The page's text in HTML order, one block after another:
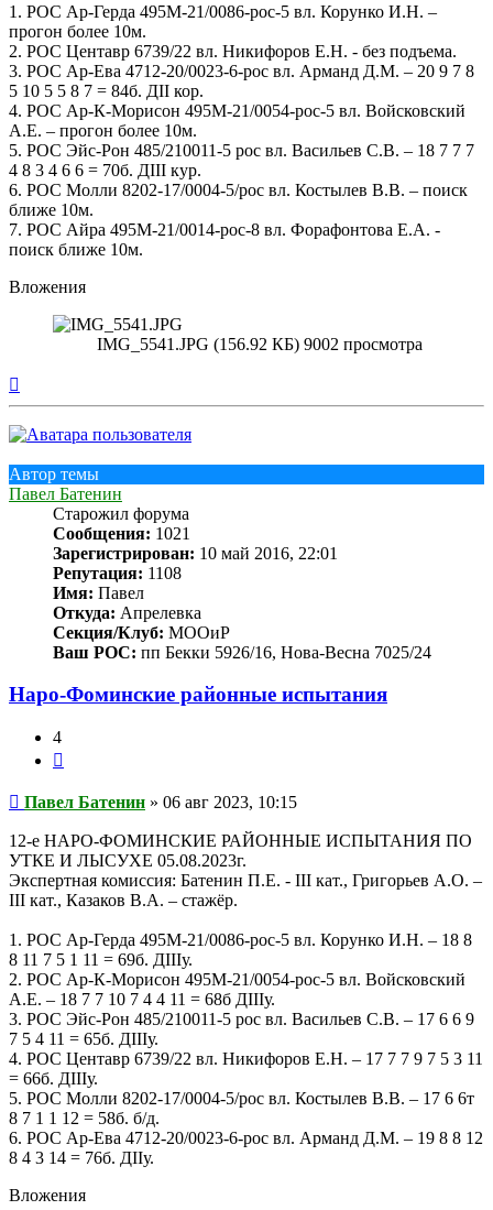
1. РОС Ар-Герда 495М-21/0086-рос-5 вл. Корунко И.Н. –
прогон более 10м.
2. РОС Центавр 6739/22 вл. Никифоров Е.Н. - без подъема.
3. РОС Ар-Ева 4712-20/0023-6-рос вл. Арманд Д.М. – 20 9 7 8
5 10 5 5 8 7 = 84б. ДII кор.
4. РОС Ар-К-Морисон 495М-21/0054-рос-5 вл. Войсковский
А.Е. – прогон более 10м.
5. РОС Эйс-Рон 485/210011-5 рос вл. Васильев С.В. – 18 7 7 7
4 8 3 4 6 6 = 70б. ДIII кур.
6. РОС Молли 8202-17/0004-5/рос вл. Костылев В.В. – поиск
ближе 10м.
7. РОС Айра 495М-21/0014-рос-8 вл. Форафонтова Е.А. -
поиск ближе 10м.
Вложения
IMG_5541.JPG (156.92 КБ) 9002 просмотра
Автор темы
Павел Батенин
Старожил форума
Сообщения: 1021
Зарегистрирован: 10 май 2016, 22:01
Репутация: 1108
Имя: Павел
Откуда: Апрелевка
Секция/Клуб: МООиР
Ваш РОС: пп Бекки 5926/16, Нова-Весна 7025/24
Наро-Фоминские районные испытания
4
Сообщение
Павел Батенин » 06 авг 2023, 10:15
12-е НАРО-ФОМИНСКИЕ РАЙОННЫЕ ИСПЫТАНИЯ ПО
УТКЕ И ЛЫСУХЕ 05.08.2023г.
Экспертная комиссия: Батенин П.Е. - III кат., Григорьев А.О. –
III кат., Казаков В.А. – стажёр.
1. РОС Ар-Герда 495М-21/0086-рос-5 вл. Корунко И.Н. – 18 8
8 11 7 5 1 11 = 69б. ДIIIу.
2. РОС Ар-К-Морисон 495М-21/0054-рос-5 вл. Войсковский
А.Е. – 18 7 7 10 7 4 4 11 = 68б ДIIIу.
3. РОС Эйс-Рон 485/210011-5 рос вл. Васильев С.В. – 17 6 6 9
7 5 4 11 = 65б. ДIIIу.
4. РОС Центавр 6739/22 вл. Никифоров Е.Н. – 17 7 7 9 7 5 3 11
= 66б. ДIIIу.
5. РОС Молли 8202-17/0004-5/рос вл. Костылев В.В. – 17 6 6т
8 7 1 1 12 = 58б. б/д.
6. РОС Ар-Ева 4712-20/0023-6-рос вл. Арманд Д.М. – 19 8 8 12
8 4 3 14 = 76б. ДIIу.
Вложения